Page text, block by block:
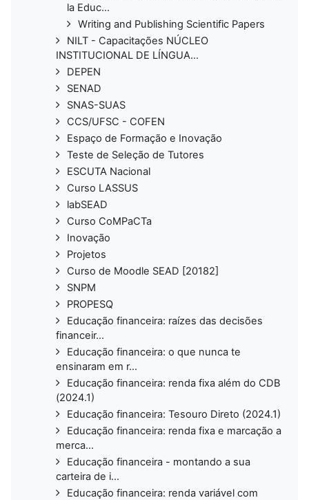
la Educ...
Writing and Publishing Scientific Papers
NILT - Capacitações NÚCLEO
INSTITUCIONAL DE LÍNGUA...
DEPEN
SENAD
SNAS-SUAS
CCS/UFSC - COFEN
Espaço de Formação e Inovação
Teste de Seleção de Tutores
ESCUTA Nacional
Curso LASSUS
labSEAD
Curso CoMPaCTa
Inovação
Projetos
Curso de Moodle SEAD [20182]
SNPM
PROPESQ
Educação financeira: raízes das decisões
financeir...
Educação financeira: o que nunca te
ensinaram em r...
Educação financeira: renda fixa além do CDB
(2024.1)
Educação financeira: Tesouro Direto (2024.1)
Educação financeira: renda fixa e marcação a
merca...
Educação financeira - montando a sua
carteira de i...
Educação financeira: renda variável com